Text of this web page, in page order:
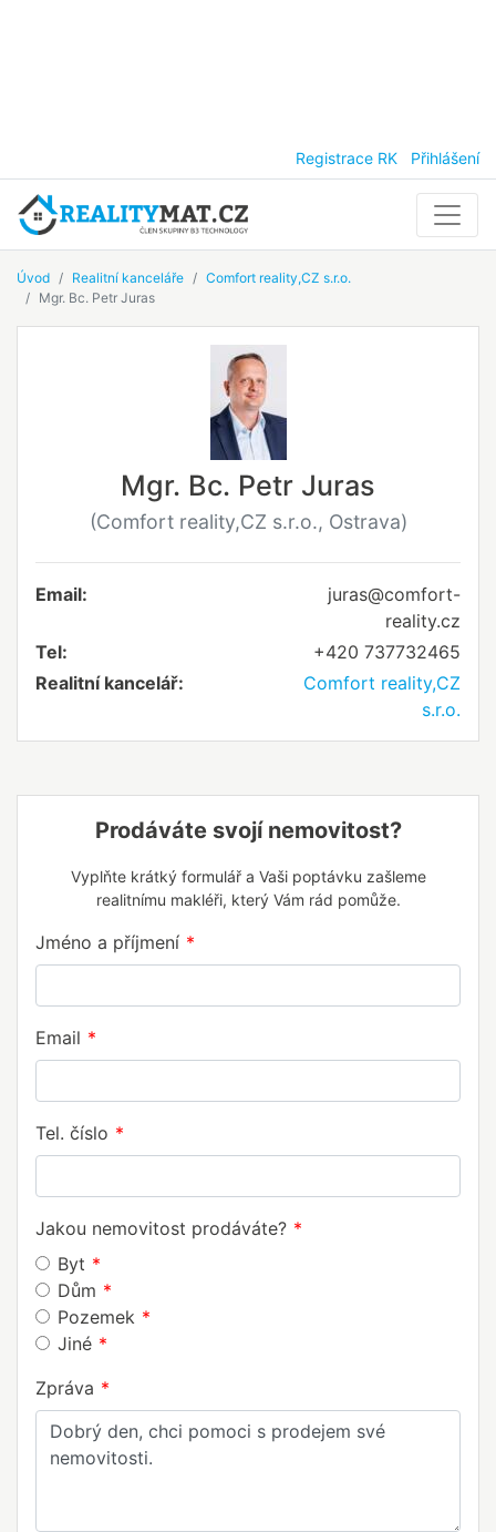
Registrace RK Přihlášení
Úvod Realitní kanceláře
Comfort reality,CZ s.r.o.
Mgr. Bc. Petr Juras
Mgr. Bc. Petr Juras
(Comfort reality,CZ s.r.o., Ostrava)
Email:
juras@comfort-
reality.cz
Tel:
+420 737732465
Realitní kancelář:
Comfort reality,CZ
s.r.o.
Prodáváte svojí nemovitost?
Vyplňte krátký formulář a Vaši poptávku zašleme
realitnímu makléři, který Vám rád pomůže.
Jméno a příjmení
Email
Tel. číslo
Jakou nemovitost prodáváte?
Byt
Dům
Pozemek
Jiné
Zpráva